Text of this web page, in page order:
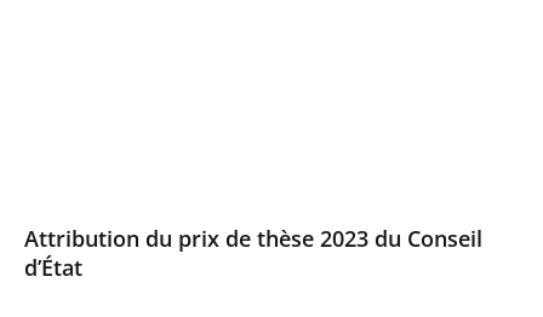
Attribution du prix de thèse 2023 du Conseil
d’État